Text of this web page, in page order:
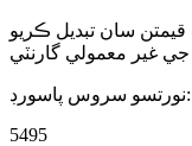
سان تبديل ڪريو
نورتسو سروس پاسورڊ:
5495